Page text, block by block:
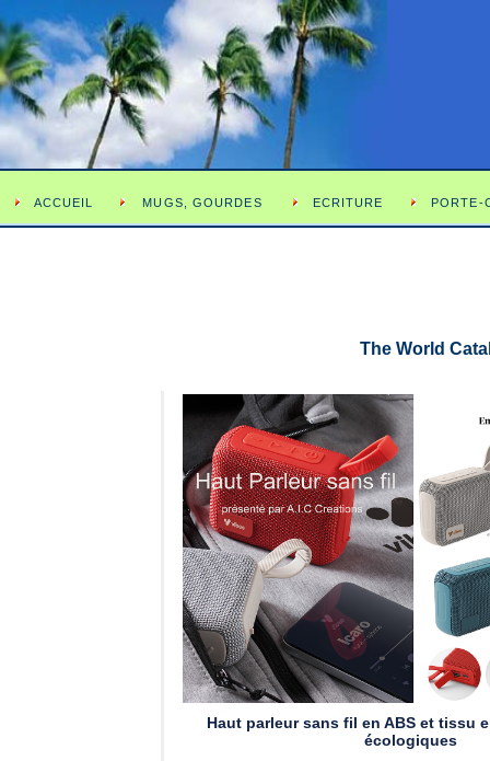
ACCUEIL MUGS, GOURDES ECRITURE PORTE-
The World
Haut parleur sans fil en ABS et tissu
écologiques